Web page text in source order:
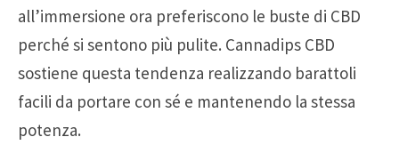
all’immersione ora preferiscono le buste di CBD
perché si sentono più pulite. Cannadips CBD
sostiene questa tendenza realizzando barattoli
facili da portare con sé e mantenendo la stessa
potenza.